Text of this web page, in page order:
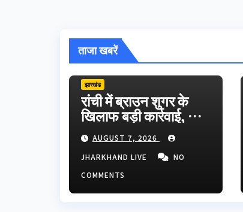
ताजा खबरें
झारखंड
रांची में ब्राउन शुगर के
खिलाफ बड़ी कार्रवाई, दो
तस्कर गिरफ्तार;
हजारीबाग से जुड़ा
कनेक्शन
AUGUST 7, 2026
JHARKHAND LIVE
NO
COMMENTS